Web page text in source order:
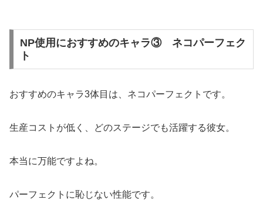
NP使用におすすめのキャラ③ ネコパーフェク
ト
おすすめのキャラ3体目は、ネコパーフェクトです。
生産コストが低く、どのステージでも活躍する彼女。
本当に万能ですよね。
パーフェクトに恥じない性能です。